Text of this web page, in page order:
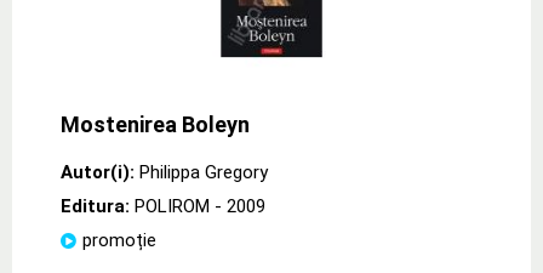
Mostenirea Boleyn
Autor(i): Philippa Gregory
Editura: POLIROM - 2009
promoție